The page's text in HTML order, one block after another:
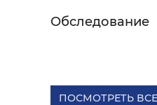
Обследование
ПОСМОТРЕТЬ